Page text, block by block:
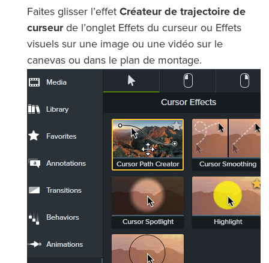
Faites glisser l’effet Créateur de trajectoire de
curseurde l’onglet Effets du curseur ou Effets
visuels sur une image ou une vidéo sur le
canevas ou dans le plan de montage.